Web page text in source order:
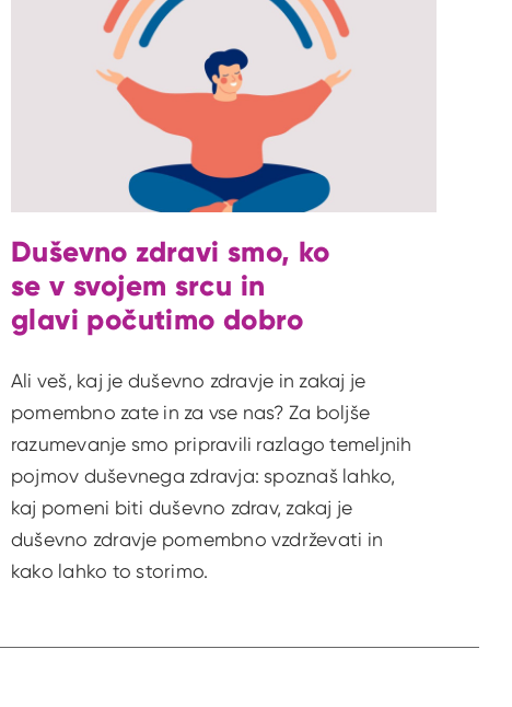
Duševno zdravi smo, ko
se v svojem srcu in
glavi počutimo dobro
Ali veš, kaj je duševno zdravje in zakaj je
pomembno zate in za vse nas? Za boljše
razumevanje smo pripravili razlago temeljnih
pojmov duševnega zdravja: spoznaš lahko,
kaj pomeni biti duševno zdrav, zakaj je
duševno zdravje pomembno vzdrževati in
kako lahko to storimo.